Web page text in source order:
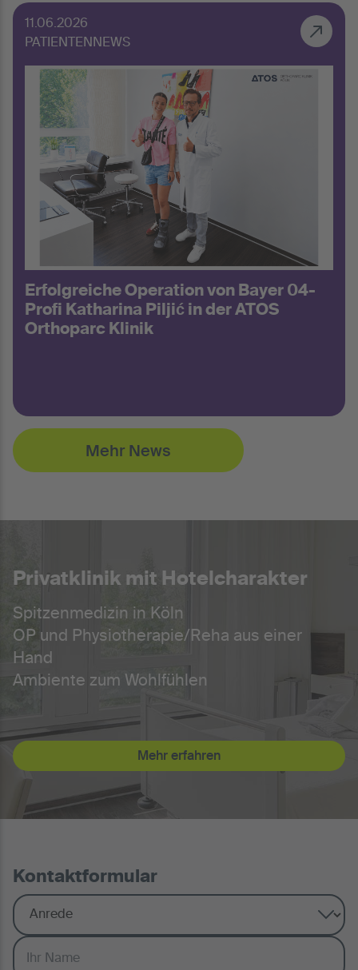
11.06.2026
PATIENTENNEWS
Erfolgreiche Operation von Bayer 04-
Profi Katharina Piljić in der ATOS
Orthoparc Klinik
Mehr News
Privatklinik mit Hotelcharakter
Spitzenmedizin in Köln
OP und Physiotherapie/Reha aus einer
Hand
Ambiente zum Wohlfühlen
Mehr erfahren
Kontaktformular